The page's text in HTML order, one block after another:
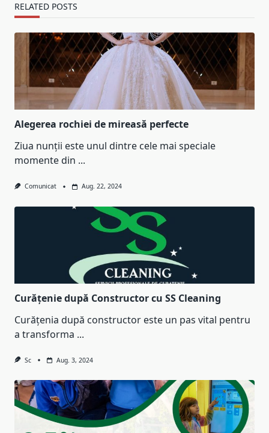
RELATED POSTS
Alegerea rochiei de mireasă perfecte
Ziua nunții este unul dintre cele mai speciale
momente din ...
Comunicat Aug. 22, 2024
Curățenie după Constructor cu SS Cleaning
Curățenia după constructor este un pas vital pentru
a transforma ...
Sc Aug. 3, 2024